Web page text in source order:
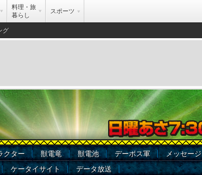
料理・旅
暮らし
スポーツ
グ
クター 獣電竜 獣電池 デーボス軍
メッセージ
ケータイサイト データ放送